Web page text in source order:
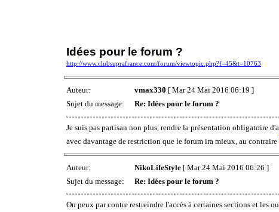
Idées pour le forum ?
http://www.clubsuprafrance.com/forum/viewtopic.php?f=45&t=10763
Auteur: vmax330 [ Mar 24 Mai 2016 06:19 ]
Sujet du message:
Re: Idées pour le forum ?
Je suis pas partisan non plus, rendre la présentation obligatoire
avec davantage de restriction que le forum ira mieux, au contraire
Auteur: NikoLifeStyle [ Mar 24 Mai 2016 06:26 ]
Sujet du message:
Re: Idées pour le forum ?
On peux par contre restreindre l'accès à certaines sections et les